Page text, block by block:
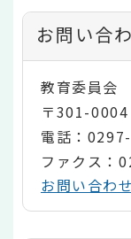
お問い合
教育委員会
〒301-
電話：
ファクス：
お問い合わ